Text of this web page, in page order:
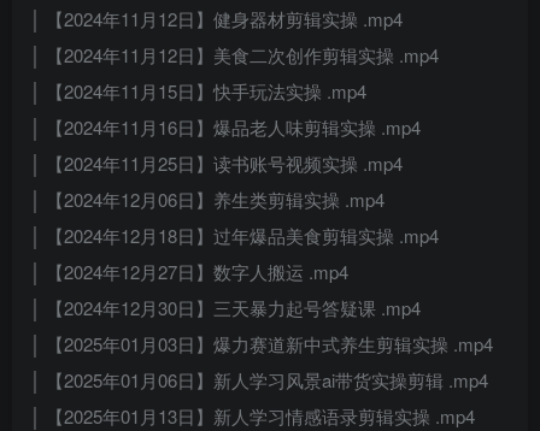
│ 【2024年11月12日】健身器材剪辑实操 .mp4
│ 【2024年11月12日】美食二次创作剪辑实操 .mp4
│ 【2024年11月15日】快手玩法实操 .mp4
│ 【2024年11月16日】爆品老人味剪辑实操 .mp4
│ 【2024年11月25日】读书账号视频实操 .mp4
│ 【2024年12月06日】养生类剪辑实操 .mp4
│ 【2024年12月18日】过年爆品美食剪辑实操 .mp4
│ 【2024年12月27日】数字人搬运 .mp4
│ 【2024年12月30日】三天暴力起号答疑课 .mp4
│ 【2025年01月03日】爆力赛道新中式养生剪辑实操 .mp4
│ 【2025年01月06日】新人学习风景ai带货实操剪辑 .mp4
│ 【2025年01月13日】新人学习情感语录剪辑实操 .mp4